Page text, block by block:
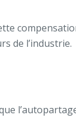
de l’industrie.